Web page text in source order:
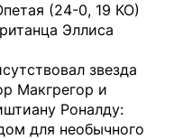
(24-0, 19 КО)
Эллиса
звезда
Макгрегор и
Роналду:
для необычного